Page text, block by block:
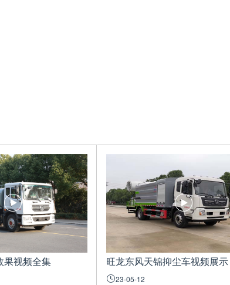
果视频全集 旺龙东风天锦抑尘车视频展示
23-05-12